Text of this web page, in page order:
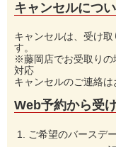
キャンセルにつ
キャンセルは、受け
す。
※藤岡店でお受取りの
対応
キャンセルのご連絡は
Web予約から受
ご希望のバースデ